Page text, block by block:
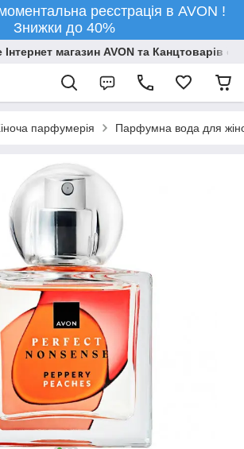
реєстрація в AVON !
Знижки до 40%
Інтернет магазин AVON та Канцтоварів
парфумерія Парфумна вода для